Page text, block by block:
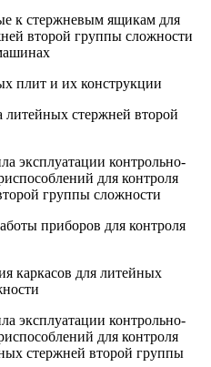
к стержневым ящикам для
второй группы сложности
плит и их конструкции
литейных стержней второй
эксплуатации контрольно-
для контроля
группы сложности
приборов для контроля
каркасов для литейных
эксплуатации контрольно-
для контроля
стержней второй группы